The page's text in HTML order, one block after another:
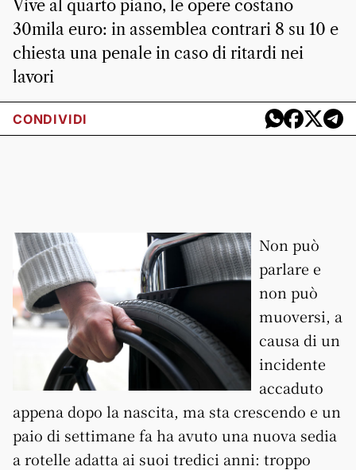
Vive al quarto piano, le opere costano
30mila euro: in assemblea contrari 8 su 10 e
chiesta una penale in caso di ritardi nei
lavori
CONDIVIDI
Non può
parlare e
non può
muoversi, a
causa di un
incidente
accaduto
appena dopo la nascita, ma sta crescendo e un
paio di settimane fa ha avuto una nuova sedia
a rotelle adatta ai suoi tredici anni: troppo